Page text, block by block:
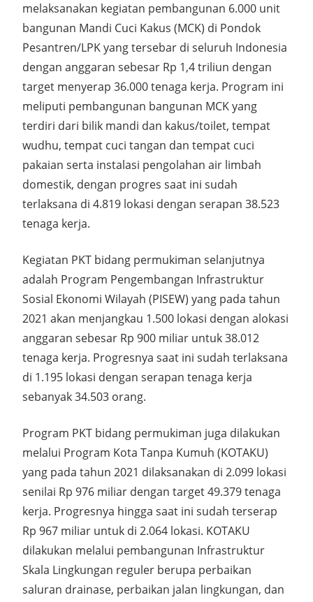
melaksanakan kegiatan pembangunan 6.000 unit
bangunan Mandi Cuci Kakus (MCK) di Pondok
Pesantren/LPK yang tersebar di seluruh Indonesia
dengan anggaran sebesar Rp 1,4 triliun dengan
target menyerap 36.000 tenaga kerja. Program ini
meliputi pembangunan bangunan MCK yang
terdiri dari bilik mandi dan kakus/toilet, tempat
wudhu, tempat cuci tangan dan tempat cuci
pakaian serta instalasi pengolahan air limbah
domestik, dengan progres saat ini sudah
terlaksana di 4.819 lokasi dengan serapan 38.523
tenaga kerja.
Kegiatan PKT bidang permukiman selanjutnya
adalah Program Pengembangan Infrastruktur
Sosial Ekonomi Wilayah (PISEW) yang pada tahun
2021 akan menjangkau 1.500 lokasi dengan alokasi
anggaran sebesar Rp 900 miliar untuk 38.012
tenaga kerja. Progresnya saat ini sudah terlaksana
di 1.195 lokasi dengan serapan tenaga kerja
sebanyak 34.503 orang.
Program PKT bidang permukiman juga dilakukan
melalui Program Kota Tanpa Kumuh (KOTAKU)
yang pada tahun 2021 dilaksanakan di 2.099 lokasi
senilai Rp 976 miliar dengan target 49.379 tenaga
kerja. Progresnya hingga saat ini sudah terserap
Rp 967 miliar untuk di 2.064 lokasi. KOTAKU
dilakukan melalui pembangunan Infrastruktur
Skala Lingkungan reguler berupa perbaikan
saluran drainase, perbaikan jalan lingkungan, dan